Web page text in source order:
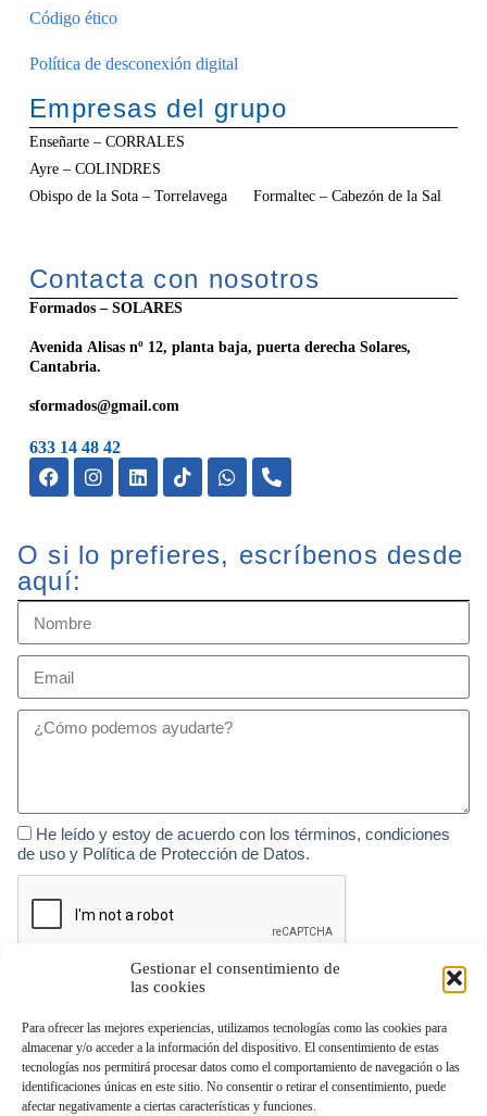
Gestionar el consentimiento de
las cookies
Para ofrecer las mejores experiencias, utilizamos tecnologías como las cookies para
almacenar y/o acceder a la información del dispositivo. El consentimiento de estas
tecnologías nos permitirá procesar datos como el comportamiento de navegación o las
identificaciones únicas en este sitio. No consentir o retirar el consentimiento, puede
afectar negativamente a ciertas características y funciones.
Código ético
Política de desconexión digital
Empresas del grupo
Enseñarte – CORRALES
Ayre – COLINDRES
Obispo de la Sota – Torrelavega Formaltec – Cabezón de la Sal
Contacta con nosotros
Formados – SOLARES
Avenida Alisas nº 12, planta baja, puerta derecha Solares,
Cantabria.
sformados@gmail.com
633 14 48 42
O si lo prefieres, escríbenos desde
aquí:
He leído y estoy de acuerdo con los términos, condiciones
de uso y Política de Protección de Datos.
newsletter. Legitimación: Consentimiento expreso del usuario a través de la selección de la casilla
check de envío del formulario donde verifica su consentimiento. Destinatarios de los datos: No
existe ninguna cesión de datos prevista, salvo obligación legal. Derechos: Podrá ejercitar los
derechos de acceso, rectificación, supresión, oposición, portabilidad y retirada de consentimiento
de sus datos personales en la dirección de correo electrónico Grupo cos. Podrá ampliar más
información en la política de privacidad de esta página web.